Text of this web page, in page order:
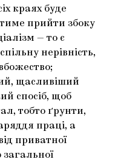
краях буде
прийти збоку
— то є
нерівність,
щасливіший
спосіб, щоб
тобто ґрунти,
праці, а
приватної